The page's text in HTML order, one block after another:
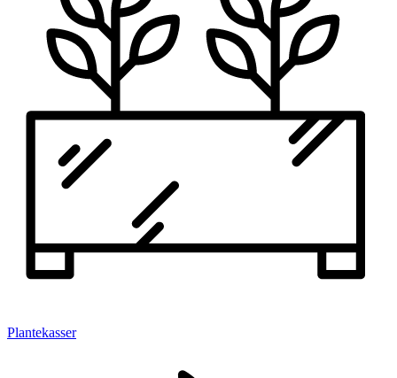
Plantekasser